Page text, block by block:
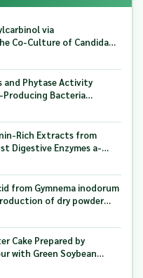
via
Co-Culture of Candida
cerevisiae
and Phytase Activity
Bacteria
Stages Rice Bran as
Rich Extracts from
Enzymes a-
from Gymnema inodorum
of dry powder
Cake Prepared by
with Green Soybean